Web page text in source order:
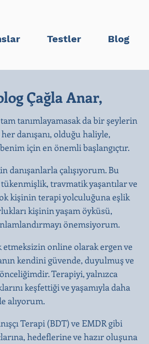
Testler Blog
Çağla Anar,
tam tanımlayamasak da bir şeylerin
danışanı, olduğu haliyle,
için en önemli başlangıçtır.​
danışanlarla çalışıyorum. Bu
travmatik yaşantılar ve
kişinin terapi yolculuğuna eşlik
kişinin yaşam öyküsü,
önemsiyorum.
etmeksizin online olarak ergen ve
kendini güvende, duyulmuş ve
Terapiyi, yalnızca
keşfettiği ve yaşamıyla daha
alıyorum.
Terapi (BDT) ve EMDR gibi
hedeflerine ve hazır oluşuna